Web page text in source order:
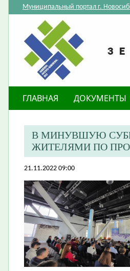
Муниципальный портал г.
ГЛАВНАЯ ДОКУМЕНТЫ
В МИНУВШУЮ
ЖИТЕЛЯМИ ПО
21.11.2022 09:00